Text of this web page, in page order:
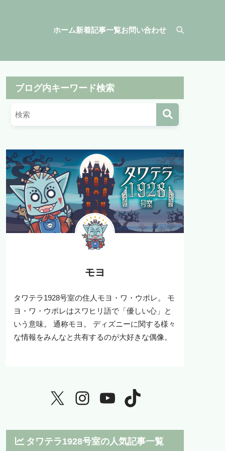
ホーム新着記事一覧お問い合わせ
ブログ内キーワード検索
モヨ
タワテラ1928号室の住人モヨ・ワ・ウポレ。 モ
ヨ・ワ・ウポレはスワヒリ語で「優しい心」と
いう意味。 通称モヨ。 ディズニーに関する様々
な情報をみんなと共有するのが大好きな偶像。
タワテラ1928号室の人気記事一覧